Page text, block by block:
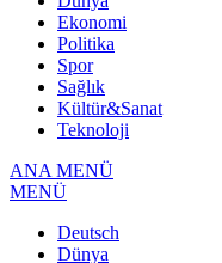
Ekonomi
Politika
Spor
Sağlık
Kültür&Sanat
Teknoloji
ANA MENÜ
MENÜ
Deutsch
Dünya